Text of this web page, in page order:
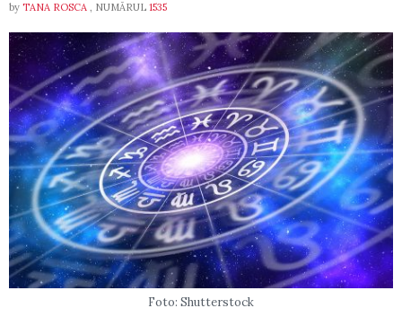
by TANA ROSCA , NUMĂRUL 1535
Foto: Shutterstock